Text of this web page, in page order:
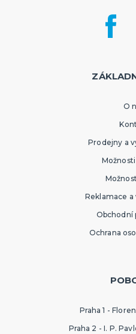
O
Prodejny a
Reklamace a
Obchodní
Ochrana
Praha 1 -
Praha 2 - I. P.